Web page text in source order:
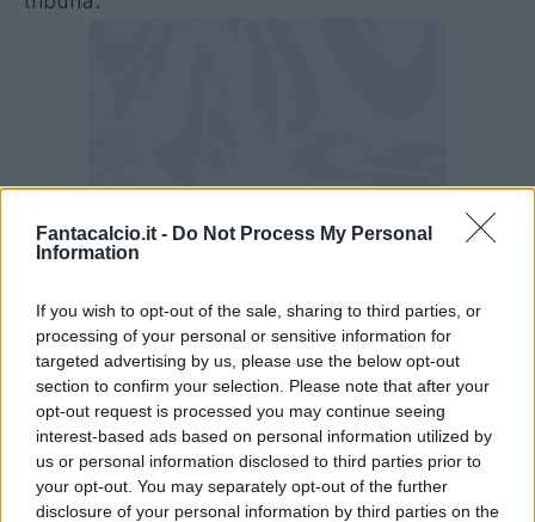
Fantacalcio.it - Do Not Process My Personal
Information
If you wish to opt-out of the sale, sharing to third parties, or
processing of your personal or sensitive information for
targeted advertising by us, please use the below opt-out
section to confirm your selection. Please note that after your
opt-out request is processed you may continue seeing
interest-based ads based on personal information utilized by
us or personal information disclosed to third parties prior to
your opt-out. You may separately opt-out of the further
disclosure of your personal information by third parties on the
L'Al Hilal ci crede ancora e incontra
Mbappé
Un braccio di ferro che ha i contorni del caso, e
ora l' Equipeafferma che dopo l'esclusione dalla
tournée americana l'entourage di Mbappé